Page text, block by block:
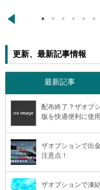
←
更新、最新記事情報
最新記事
配布終了？ザオプ
版を快適便利に使
ザオプションで出
注意点！
ザオプションで凍